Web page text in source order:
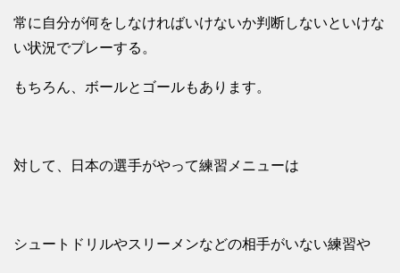
常に自分が何をしなければいけないか判断しないといけな
い状況でプレーする。
もちろん、ボールとゴールもあります。
対して、日本の選手がやって練習メニューは
シュートドリルやスリーメンなどの相手がいない練習や